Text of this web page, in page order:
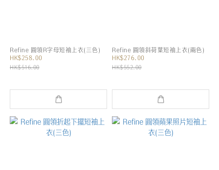
Refine 圓領R字母短袖上衣(三色)
HK$258.00
HK$516.00
Refine 圓領斜荷葉短袖上衣(兩色)
HK$276.00
HK$552.00